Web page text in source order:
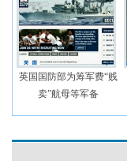
英国国防部为筹军费“贱
卖”航母等军备